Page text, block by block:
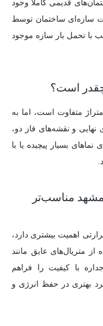
قدیمی کاملاً وجود
سازه‌ای ساختمان توسط
با تحمل بار سازه موجود
است؟
متفاوت است، اما به
نهایی و نقشه‌های فاز دو،
نماهای بسیار پیچیده یا با
مناسب‌تر
اهمیت بیشتری دارد،
متریال‌های عایق مانند
با کیفیت را فراهم
بهتری در حفظ انرژی و